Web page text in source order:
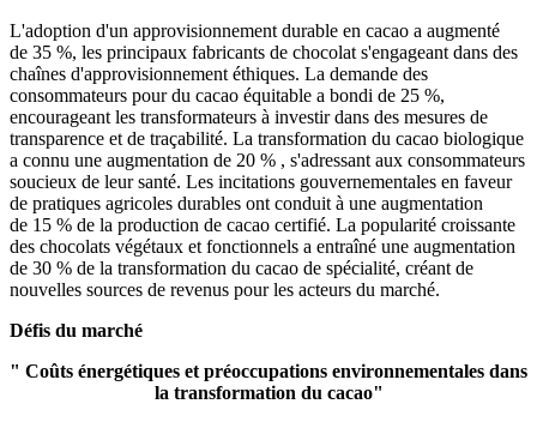
L'adoption d'un approvisionnement durable en cacao a augmenté
de 35 %, les principaux fabricants de chocolat s'engageant dans des
chaînes d'approvisionnement éthiques. La demande des
consommateurs pour du cacao équitable a bondi de 25 %,
encourageant les transformateurs à investir dans des mesures de
transparence et de traçabilité. La transformation du cacao biologique
a connu une augmentation de 20 % , s'adressant aux consommateurs
soucieux de leur santé. Les incitations gouvernementales en faveur
de pratiques agricoles durables ont conduit à une augmentation
de 15 % de la production de cacao certifié. La popularité croissante
des chocolats végétaux et fonctionnels a entraîné une augmentation
de 30 % de la transformation du cacao de spécialité, créant de
nouvelles sources de revenus pour les acteurs du marché.
Défis du marché
" Coûts énergétiques et préoccupations environnementales dans
la transformation du cacao"